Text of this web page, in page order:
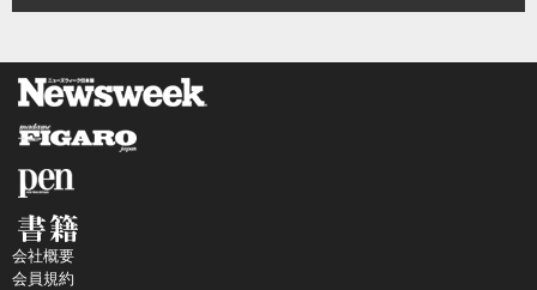
会社概要
会員規約